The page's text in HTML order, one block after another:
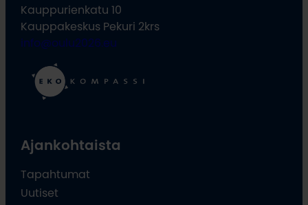
Kauppurienkatu 10
Kauppakeskus Pekuri 2krs
info@oulu2026.eu
Ajankohtaista
Tapahtumat
Uutiset